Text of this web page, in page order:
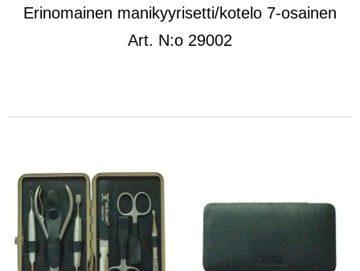
Erinomainen manikyyrisetti/kotelo 7-osainen
Art. N:o 29002